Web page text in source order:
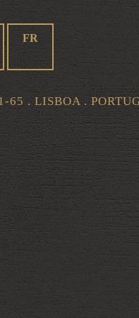
FR
65 . LISBOA .